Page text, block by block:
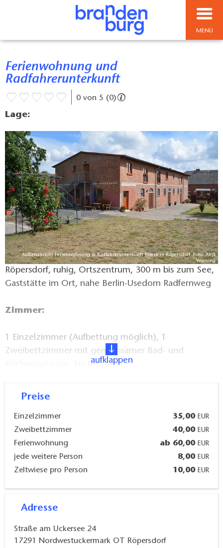
MENÜ
Ferienwohnung und
Radfahrerunterkunft
0 von 5 (0)
Lage:
Außenansicht Ferienwohnung & Radfahrerunterkunft Friese in Röpersdorf, Foto: Anja
Warning
Röpersdorf, ruhig, Ortszentrum, 300 m bis zum See,
Gaststätte im Ort, nahe Berlin-Usedom Radfernweg
Zimmer:
1 Einzelzimmer (Aufbettung möglich), 1
Zweibettzimmer mit gemeinsamer Bad- und
Küchennutzung, Nichtraucher
Ferienwohnung:
63 m², 1 Schlafzimmer, 1 Wohnzimmer, Küche,
Essplatz, Dusche/WC, maximal 5 Personen,
Nichtraucher, keine Haustiere
Ausstattung:
Kühlschrank, Fön, Handtücher und Bettwäsche
inklusive, Sitzgruppe, Liegewiese, Grillplatz,
abschließbarer Fahrradraum, Parkplatz, Seenähe,
aufklappen
Preise
Einzelzimmer 35,00 EUR
Zweibettzimmer 40,00 EUR
Ferienwohnung ab 60,00 EUR
jede weitere Person 8,00 EUR
Zeltwiese pro Person 10,00 EUR
Adresse
Straße am Uckersee 24
17291
Nordwestuckermark OT Röpersdorf